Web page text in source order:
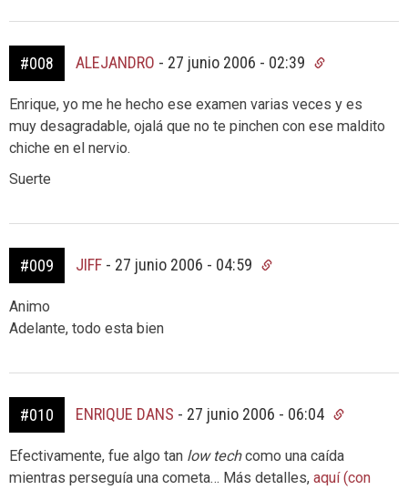
#008 ALEJANDRO - 27 junio 2006 - 02:39
Enrique, yo me he hecho ese examen varias veces y es
muy desagradable, ojalá que no te pinchen con ese maldito
chiche en el nervio.
Suerte
#009 JIFF - 27 junio 2006 - 04:59
Animo
Adelante, todo esta bien
#010 ENRIQUE DANS - 27 junio 2006 - 06:04
Efectivamente, fue algo tan low techcomo una caída
mientras perseguía una cometa… Más detalles, aquí (con